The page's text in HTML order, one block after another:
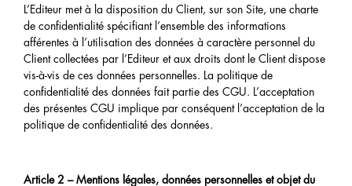
L’Editeur met à la disposition du Client, sur son Site, une charte
de confidentialité spécifiant l’ensemble des informations
afférentes à l’utilisation des données à caractère personnel du
Client collectées par l’Editeur et aux droits dont le Client dispose
vis-à-vis de ces données personnelles. La politique de
confidentialité des données fait partie des CGU. L’acceptation
des présentes CGU implique par conséquent l’acceptation de la
politique de confidentialité des données.
Article 2 – Mentions légales, données personnelles et objet du